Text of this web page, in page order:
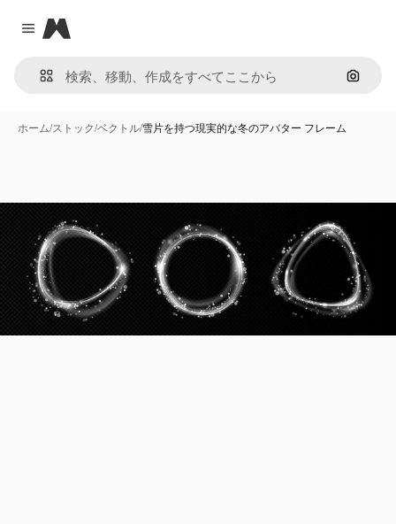
Close menu
Magnific
画像で
ホーム/ストック/ベクトル/雪片を持つ現実的な冬のアバター フレーム